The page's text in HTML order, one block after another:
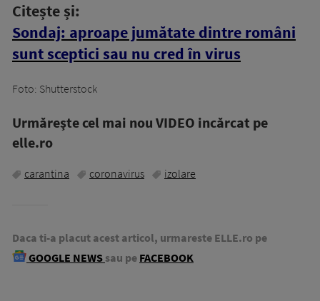
Citește și:
Sondaj: aproape jumătate dintre români
sunt sceptici sau nu cred în virus
Foto: Shutterstock
Urmăreşte cel mai nou VIDEO incărcat pe
elle.ro
carantina coronavirus izolare
Daca ti-a placut acest articol, urmareste ELLE.ro pe
GOOGLE NEWS sau pe FACEBOOK